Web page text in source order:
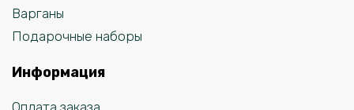
Варганы
Подарочные наборы
Информация
Оплата заказа